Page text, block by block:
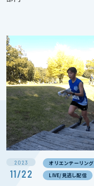
2023
11/22
オリエンテーリング
LIVE/見逃し配信